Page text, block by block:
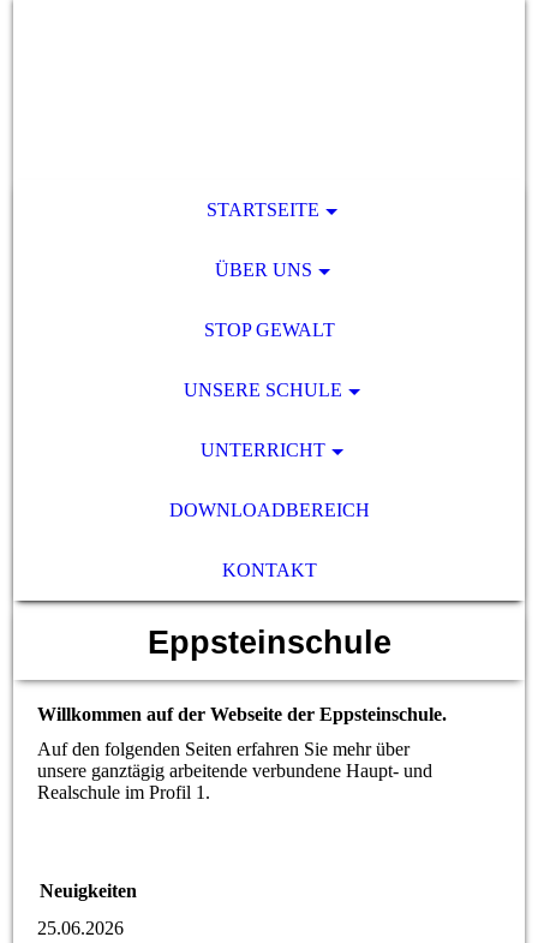
STARTSEITE
ÜBER UNS
STOP GEWALT
UNSERE SCHULE
UNTERRICHT
DOWNLOADBEREICH
KONTAKT
Eppsteinschule
Willkommen auf der Webseite der Eppsteinschule.
Auf den folgenden Seiten erfahren Sie mehr über
unsere ganztägig arbeitende verbundene Haupt- und
Realschule im Profil 1.
Neuigkeiten
25.06.2026